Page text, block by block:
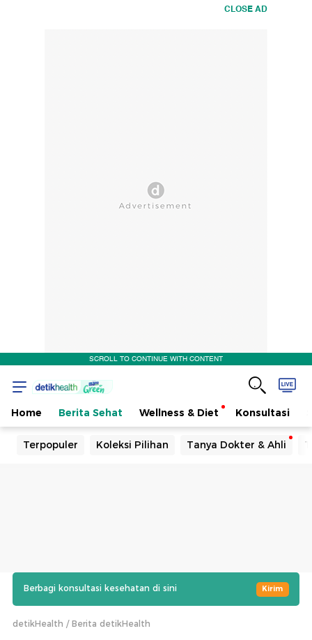
CLOSE AD
SCROLL TO CONTINUE WITH CONTENT
Home Berita Sehat Wellness & Diet Konsultasi
Terpopuler Koleksi Pilihan Tanya Dokter & Ahli
Berbagi konsultasi kesehatan di sini Kirim
detikHealth Berita detikHealth